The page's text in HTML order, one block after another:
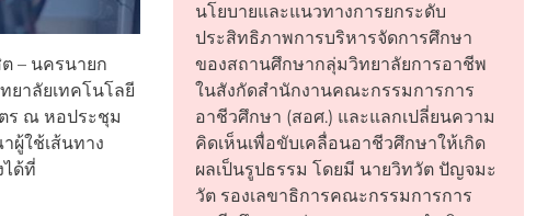
– นครนายก
ยาลัยเทคโนโลยี
ร ณ หอประชุม
ผู้ใช้เส้นทาง
ได้ที่
นโยบายและแนวทางการยกระดับ
ประสิทธิภาพการบริหารจัดการศึกษา
ของสถานศึกษากลุ่มวิทยาลัยการอาชีพ
ในสังกัดสำนักงานคณะกรรมการการ
อาชีวศึกษา (สอศ.) และแลกเปลี่ยนความ
คิดเห็นเพื่อขับเคลื่อนอาชีวศึกษาให้เกิด
ผลเป็นรูปธรรม โดยมี นายวิทวัต ปัญจมะ
วัต รองเลขาธิการคณะกรรมการการ